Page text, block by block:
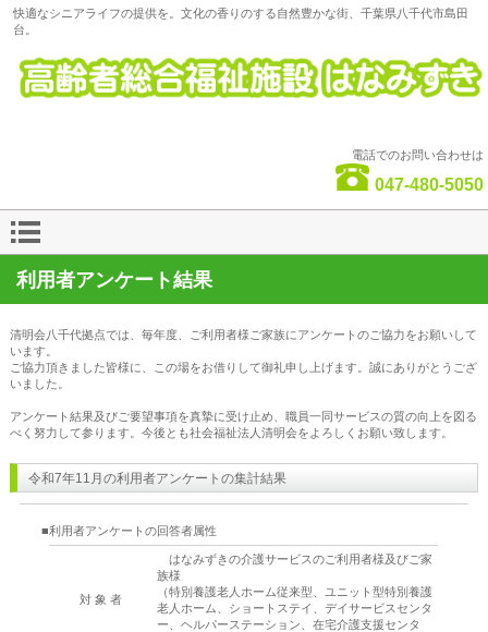
快適なシニアライフの提供を。文化の香りのする自然豊かな街、千葉県八千代市島田
台。
電話でのお問い合わせは
047-480-5050
利用者アンケート結果
清明会八千代拠点では、毎年度、
ご利用者様ご家族にアンケートのご協力をお願いして
います。
ご協力頂きました皆様に、この場をお借りして御礼申し上げます。誠にありがとうござ
いました。
アンケート結果及びご要望事項を真摯に受け止め、職員一同サービスの質の向上を図る
べく努力して参ります。今後とも社会福祉法人清明会をよろしくお願い致します。
令和7年11月の利用者アンケートの集計結果
■利用者アンケートの回答者属性
対 象 者
はなみずきの介護サービスのご利用者様及びご家
族様
（特別養護老人ホーム従来型、ユニット型特別養護
老人ホーム、ショートステイ、デイサービスセンタ
ー、ヘルパーステーション、在宅介護支援センタ